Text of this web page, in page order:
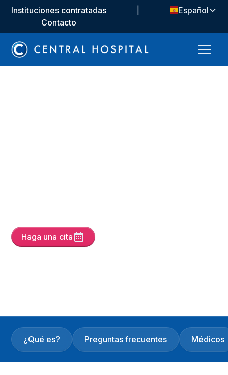
Instituciones contratadas
Contacto
Español
Haga una cita
¿Qué es? Preguntas frecuentes Médicos